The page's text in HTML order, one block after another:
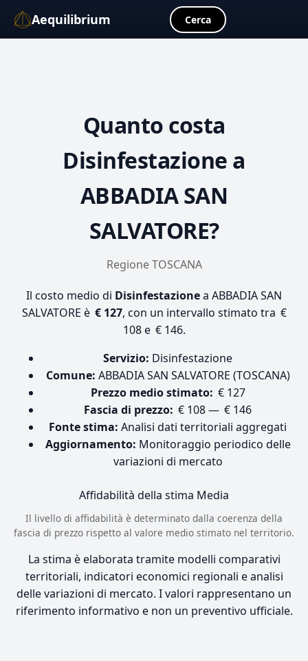
Aequilibrium Cerca
Quanto costa
Disinfestazione a
ABBADIA SAN
SALVATORE?
Regione TOSCANA
Il costo medio di Disinfestazionea ABBADIA SAN
SALVATORE è € 127, con un intervallo stimato tra €
108 e € 146.
Servizio: Disinfestazione
Comune: ABBADIA SAN SALVATORE (TOSCANA)
Prezzo medio stimato: € 127
Fascia di prezzo: € 108 — € 146
Fonte stima: Analisi dati territoriali aggregati
Aggiornamento: Monitoraggio periodico delle
variazioni di mercato
Affidabilità della stima Media
Il livello di affidabilità è determinato dalla coerenza della
fascia di prezzo rispetto al valore medio stimato nel territorio.
La stima è elaborata tramite modelli comparativi
territoriali, indicatori economici regionali e analisi
delle variazioni di mercato. I valori rappresentano un
riferimento informativo e non un preventivo ufficiale.